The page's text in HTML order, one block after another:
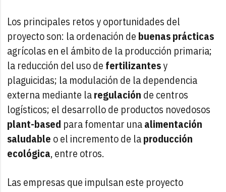
Los principales retos y oportunidades del
proyecto son: la ordenación de buenas prácticas
agrícolas en el ámbito de la producción primaria;
la reducción del uso de fertilizantesy
plaguicidas; la modulación de la dependencia
externa mediante laregulación de centros
logísticos; el desarrollo de productos novedosos
plant-based para fomentar unaalimentación
saludable o el incremento de laproducción
ecológica, entre otros.
Las empresas que impulsan este proyecto